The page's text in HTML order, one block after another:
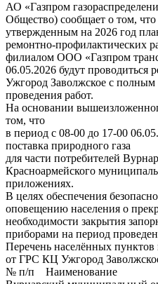
АО «Газпром
Общество) сообщает о том, что
утвержденным на 2026 год
ремонтно-профилактических
филиалом ООО «Газпром
06.05.2026 будут
Ужгород Заволжское с
проведения работ.
На основании
том, что
в период с 08-00 до 17-00
поставка природного газа
для части потребителей
Красноармейского
приложениях.
В целях обеспечения
оповещению населения о
необходимости закрытия
приборами на период
Перечень населённых
от ГРС КЦ Ужгород
№ п/п Наименование